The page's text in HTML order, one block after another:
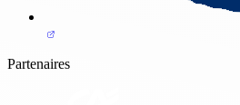
Partenaires